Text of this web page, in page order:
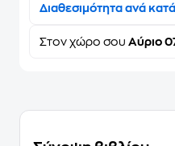
Διαθεσιμότητα ανά
Στον χώρο σου Αύριο